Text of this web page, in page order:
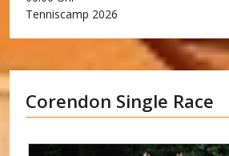
Tenniscamp 2026
Corendon Single Race